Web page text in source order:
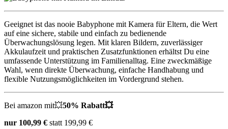
Geeignet ist das nooie Babyphone mit Kamera für Eltern, die Wert
auf eine sichere, stabile und einfach zu bedienende
Überwachungslösung legen. Mit klaren Bildern, zuverlässiger
Akkulaufzeit und praktischen Zusatzfunktionen erhältst Du eine
umfassende Unterstützung im Familienalltag. Eine zweckmäßige
Wahl, wenn direkte Überwachung, einfache Handhabung und
flexible Nutzungsmöglichkeiten im Vordergrund stehen.
Bei amazon mit💥50% Rabatt💥
nur 100,99 € statt 199,99 €